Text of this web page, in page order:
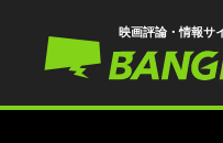
映画評論・情報サ